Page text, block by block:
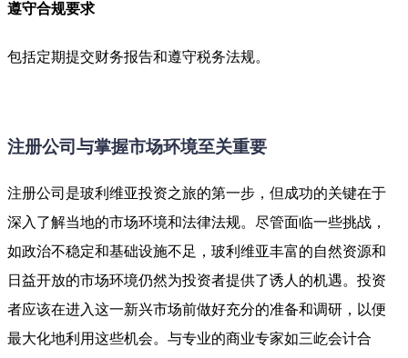
遵守合规要求
包括定期提交财务报告和遵守税务法规。
注册公司与掌握市场环境至关重要
注册公司是玻利维亚投资之旅的第一步，但成功的关键在于
深入了解当地的市场环境和法律法规。尽管面临一些挑战，
如政治不稳定和基础设施不足，玻利维亚丰富的自然资源和
日益开放的市场环境仍然为投资者提供了诱人的机遇。投资
者应该在进入这一新兴市场前做好充分的准备和调研，以便
最大化地利用这些机会。与专业的商业专家如三屹会计合